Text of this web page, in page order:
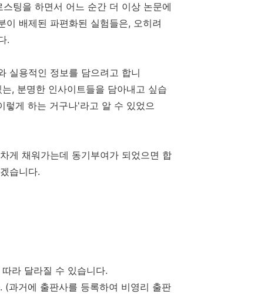
팅을 하면서 어느 순간 더 이상 논문에
이 배제된 파편화된 실험들은, 오히려
.
실용적인 정보를 담으려고 합니
, 분명한 인사이트들을 담아내고 싶습
렇게 하는 거구나'라고 알 수 있었으
게 채워가는데 동기부여가 되었으면 합
습니다.
라 달라질 수 있습니다.
과거에 출판사를 등록하여 비영리 출판